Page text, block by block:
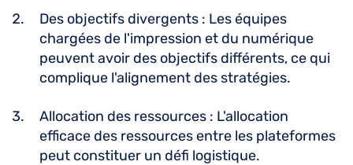
Des objectifs divergents : Les équipes
chargées de l'impression et du numérique
peuvent avoir des objectifs différents, ce qui
complique l'alignement des stratégies.
Allocation des ressources : L'allocation
efficace des ressources entre les plateformes
peut constituer un défi logistique.